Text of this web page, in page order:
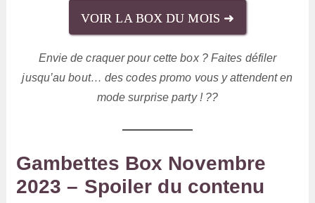
VOIR LA BOX DU MOIS ➜
Envie de craquer pour cette box ? Faites défiler
jusqu’au bout… des codes promo vous y attendent en
mode surprise party ! ??
Gambettes Box Novembre
2023 – Spoiler du contenu